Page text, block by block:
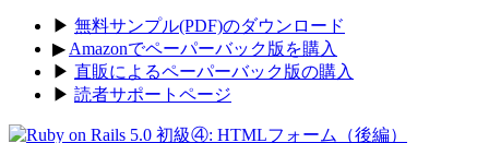
▶ 無料サンプル(PDF)のダウンロード
▶ Amazonでペーパーバック版を購入
▶ 直販によるペーパーバック版の購入
▶ 読者サポートページ